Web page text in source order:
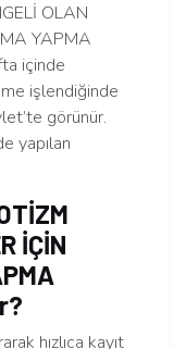
OLAN
YAPMA
içinde
işlendiğinde
görünür.
yapılan
İÇİN
hızlıca kayıt